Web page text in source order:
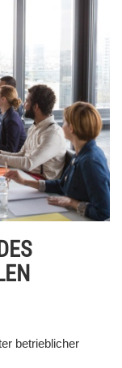
betrieblicher